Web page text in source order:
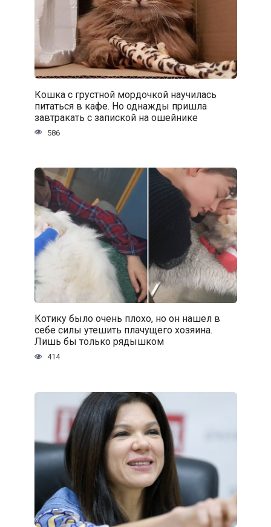
Кошка с грустной мордочкой научилась
питаться в кафе. Но однажды пришла
завтракать с запиской на ошейнике
586
Котику было очень плохо, но он нашел в
себе силы утешить плачущего хозяина.
Лишь бы только рядышком
414